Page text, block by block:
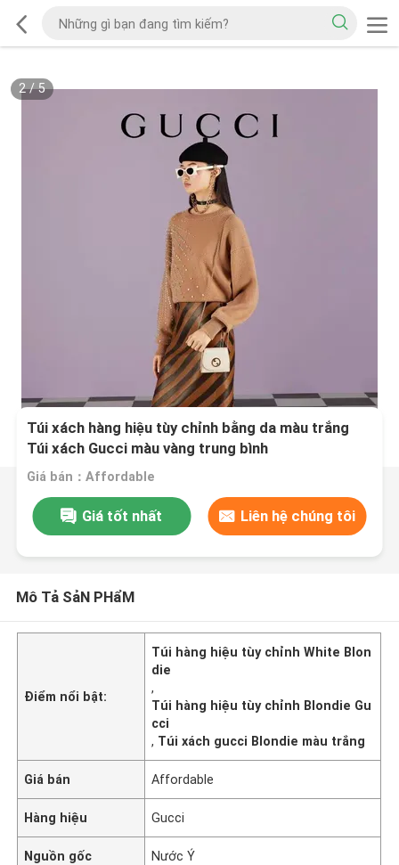
2/5
Túi xách hàng hiệu tùy chỉnh bằng da màu trắng
Túi xách Gucci màu vàng trung bình
Giá bán：Affordable
Giá tốt nhất Liên hệ chúng tôi
Mô Tả SảN PHẩM
Điểm nổi bật:
Túi hàng hiệu tùy chỉnh White Blon
die
,
Túi hàng hiệu tùy chỉnh Blondie Gu
cci
, Túi xách gucci Blondie màu trắng
Giá bán Affordable
Hàng hiệu Gucci
Nguồn gốc Nước Ý